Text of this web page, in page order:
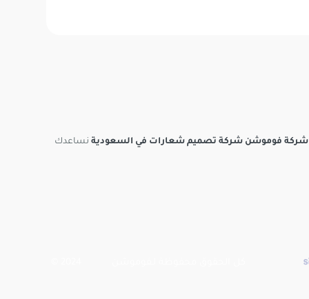
شركة فوموشن شركة تصميم شعارات في السعودية نساعدك